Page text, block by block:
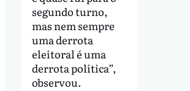
segundo turno,
mas nem sempre
uma derrota
eleitoral é uma
derrota política”,
observou.